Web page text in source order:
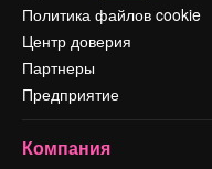
Политика файлов cookie
Центр доверия
Партнеры
Предприятие
Компания